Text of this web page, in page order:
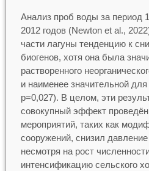
Анализ проб воды за период
2012 годов (Newton et al.,
части лагуны тенденцию к
биогенов, хотя она была
растворенного
и наименее значительной
p=0,027). В целом, эти
совокупный эффект
мероприятий, таких как
сооружений, снизил давление
несмотря на рост
интенсификацию сельского